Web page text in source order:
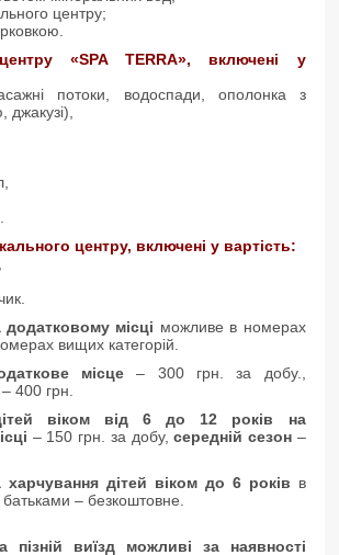
центру;
«SPA TERRA», включені у
потоки, водоспади, ополонка з
центру, включені у вартість:
місці можливе в номерах
вищих категорій.
місце – 300 грн. за добу.,
– 400 грн.
віком від 6 до 12 років на
– 150 грн. за добу,середній сезон–
дітей віком до 6 років в
– безкоштовне.
пізній виїзд можливі за наявності